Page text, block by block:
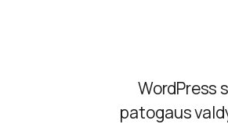
WordPress
patogaus